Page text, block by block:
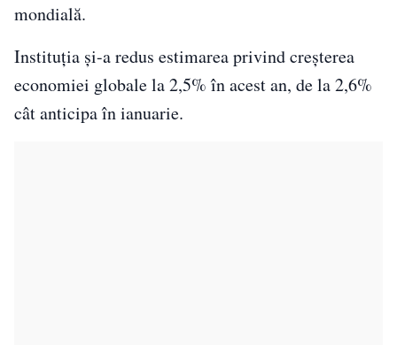
mondială.
Instituția și-a redus estimarea privind creșterea
economiei globale la 2,5% în acest an, de la 2,6%
cât anticipa în ianuarie.